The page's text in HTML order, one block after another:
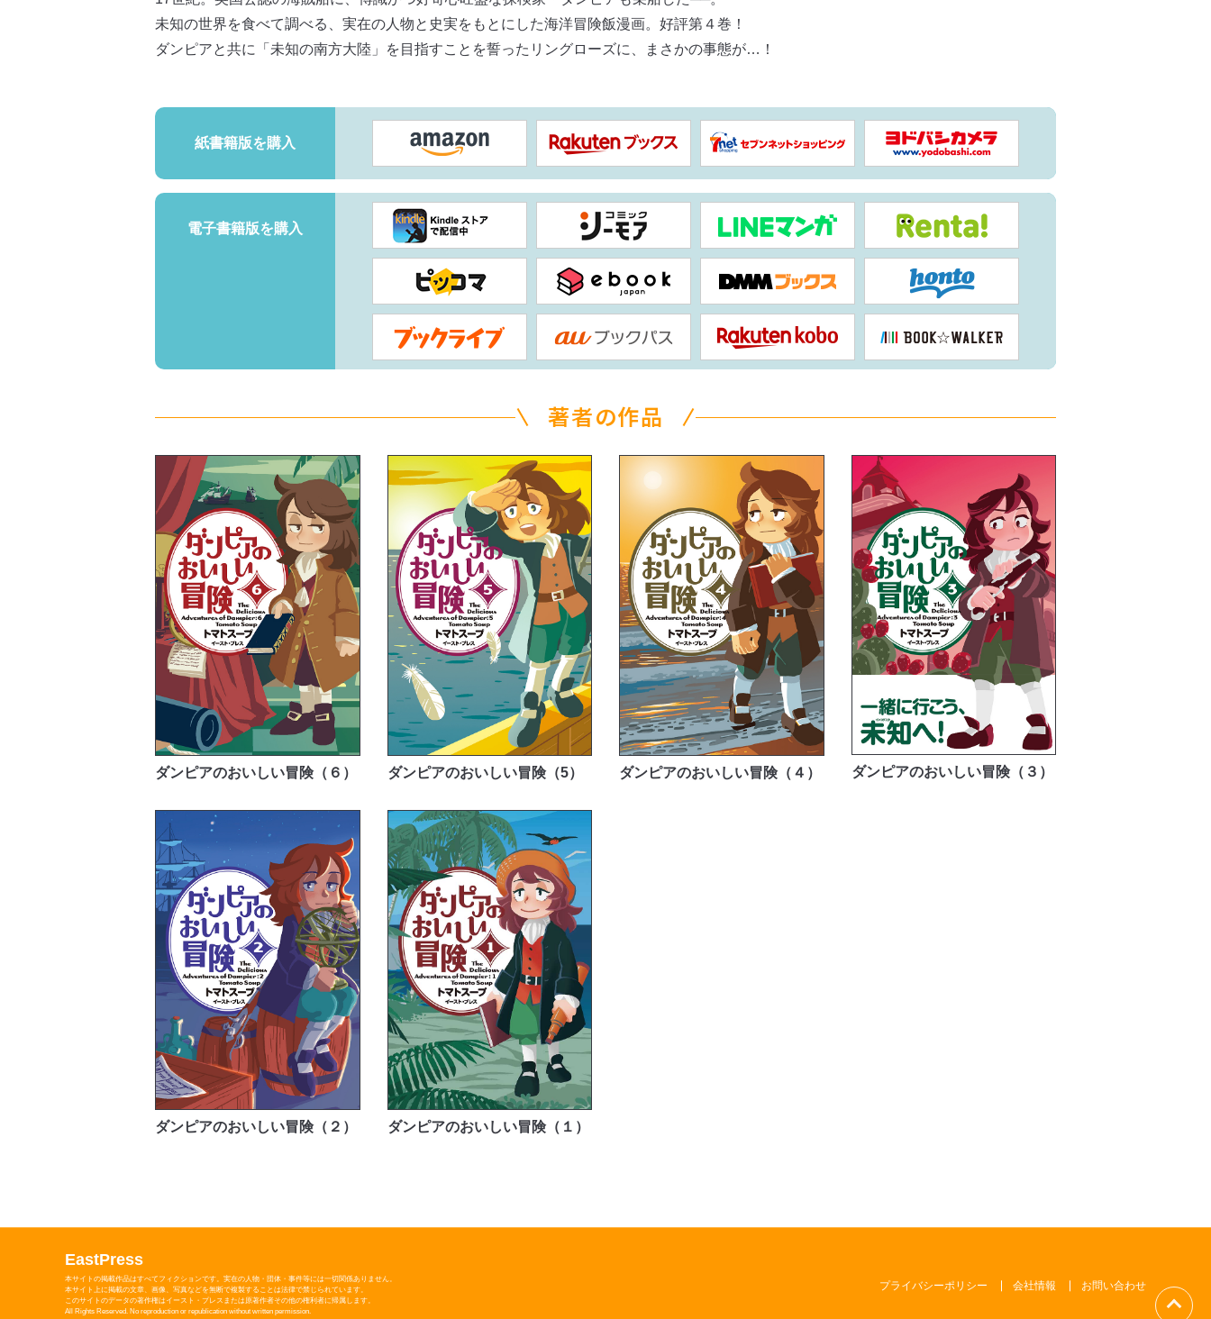
未知の世界を食べて調べる、実在の人物と史実をもとにした海洋冒険飯漫画。好評第４巻！
ダンピアと共に「未知の南方大陸」を目指すことを誓ったリングローズに、まさかの事態が…！
紙書籍版を購入
電子書籍版を購入
著者の作品
ダンピアのおいしい冒険（６） ダンピアのおいしい冒険（5） ダンピアのおいしい冒険（４） ダンピアのおいしい冒険（３）
ダンピアのおいしい冒険（２） ダンピアのおいしい冒険（１）
EastPress
本サイトの掲載作品はすべてフィクションです。実在の人物・団体・事件等には一切関係ありません。
本サイト上に掲載の文章、画像、写真などを無断で複製することは法律で禁じられています。
このサイトのデータの著作権はイースト・プレスまたは原著作者その他の権利者に帰属します。
All Rights Reserved. No reproduction or republication without written permission.
プライバシーポリシー 会社情報 お問い合わせ